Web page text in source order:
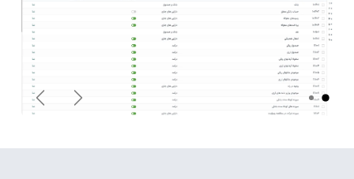
قبلی بعدی